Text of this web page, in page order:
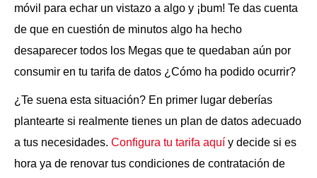
móvil para echar un vistazo a algo y ¡bum! Te das cuenta
de que en cuestión de minutos algo ha hecho
desaparecer todos los Megas que te quedaban aún por
consumir en tu tarifa de datos ¿Cómo ha podido ocurrir?
¿Te suena esta situación? En primer lugar deberías
plantearte si realmente tienes un plan de datos adecuado
a tus necesidades. Configura tu tarifa aquí y decide si es
hora ya de renovar tus condiciones de contratación de